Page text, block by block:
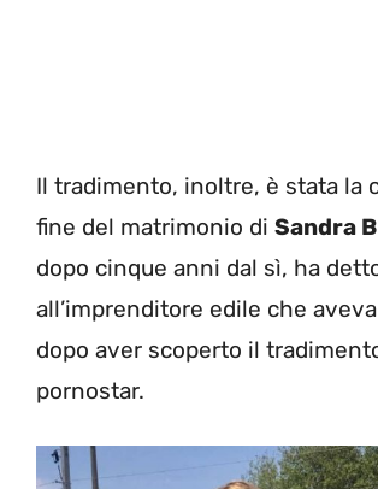
Il tradimento, inoltre, è stata la
fine del matrimonio di Sandra
dopo cinque anni dal sì, ha
all’imprenditore edile che
dopo aver scoperto il
pornostar.